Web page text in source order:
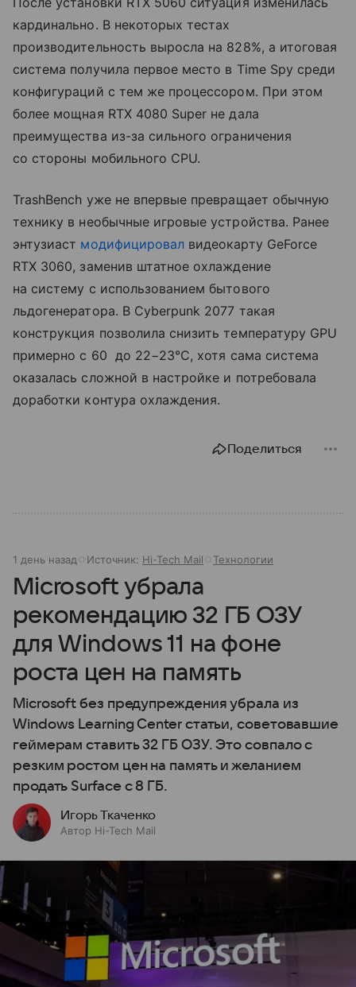
кардинально. В некоторых тестах
производительность выросла на 828%, а итоговая
система получила первое место в Time Spy среди
конфигураций с тем же процессором. При этом
более мощная RTX 4080 Super не дала
преимущества из-за сильного ограничения
со стороны мобильного CPU.
TrashBench уже не впервые превращает обычную
технику в необычные игровые устройства. Ранее
энтузиаст модифицировал видеокарту GeForce
RTX 3060, заменив штатное охлаждение
на систему с использованием бытового
льдогенератора. В Cyberpunk 2077 такая
конструкция позволила снизить температуру GPU
примерно с 60 до 22−23°C, хотя сама система
оказалась сложной в настройке и потребовала
доработки контура охлаждения.
Поделиться
1 день назад Источник: Hi-Tech Mail Технологии
Microsoft убрала
рекомендацию 32 ГБ ОЗУ
для Windows 11 на фоне
роста цен на память
Microsoft без предупреждения убрала из
Windows Learning Center статьи, советовавшие
геймерам ставить 32 ГБ ОЗУ. Это совпало с
резким ростом цен на память и желанием
продать Surface с 8 ГБ.
Игорь Ткаченко
Автор Hi-Tech Mail